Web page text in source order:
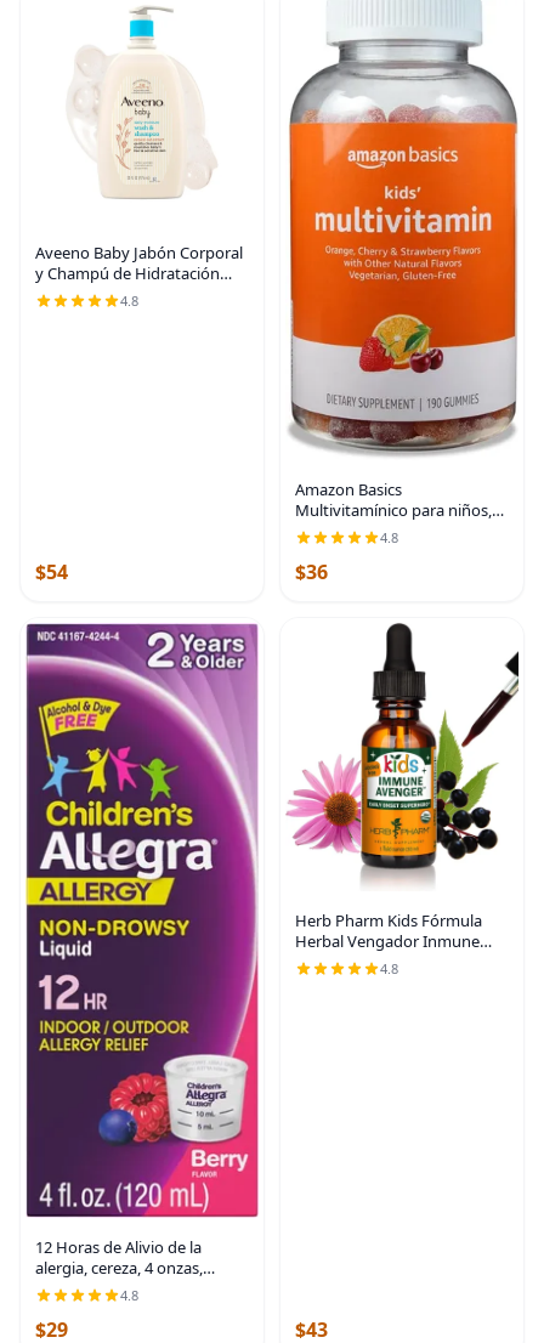
Aveeno Baby Jabón Corporal
y Champú de Hidratación
Diaria con Extracto de Avena,
Hipoalergénico, Sin Lágrimas,
4.8
$54
Amazon Basics
Multivitamínico para niños,
190 gomitas, naranja, cereza
y fresa (anteriormente
Solimo)
4.8
$36
12 Horas de Alivio de la
alergia, cereza, 4 onzas,
CHATTEM531277, 1, 1
4.8
$29
Herb Pharm Kids Fórmula
Herbal Vengador Inmune
Certificado-Orgánico Sin
Alcohol, 1 Onza
4.8
$43